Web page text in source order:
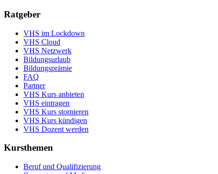
Ratgeber
VHS im Lockdown
VHS Cloud
VHS Netzwerk
Bildungsurlaub
Bildungsprämie
FAQ
Partner
VHS Kurs anbieten
VHS eintragen
VHS Kurs stornieren
VHS Kurs kündigen
VHS Dozent werden
Kursthemen
Beruf und Qualifizierung